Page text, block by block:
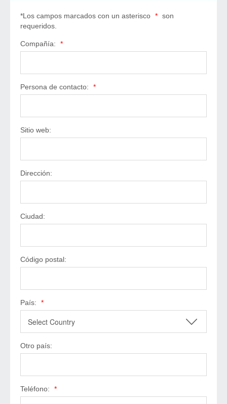
*Los campos marcados con un asterisco * son
requeridos.
Compañía: *
Persona de contacto: *
Sitio web:
Dirección:
Ciudad:
Código postal:
País: *
Otro país:
Teléfono: *